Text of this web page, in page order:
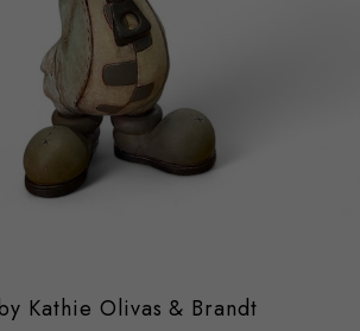
Kathie Olivas & Brandt